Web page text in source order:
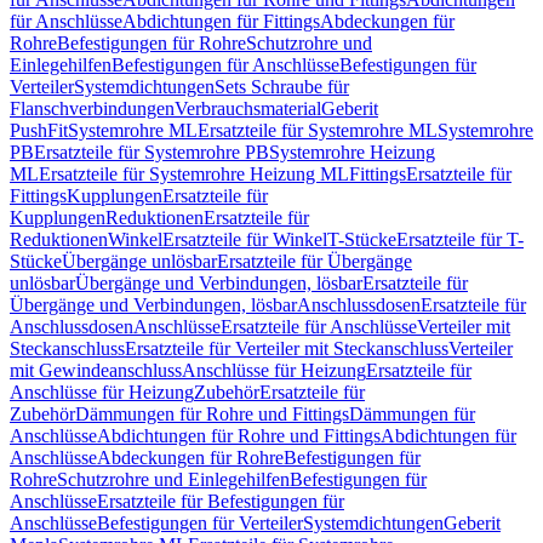
für AnschlüsseAbdichtungen für FittingsAbdeckungen für
RohreBefestigungen für RohreSchutzrohre und
EinlegehilfenBefestigungen für AnschlüsseBefestigungen für
VerteilerSystemdichtungenSets Schraube für
FlanschverbindungenVerbrauchsmaterialGeberit
PushFitSystemrohre MLErsatzteile für Systemrohre MLSystemrohre
PBErsatzteile für Systemrohre PBSystemrohre Heizung
MLErsatzteile für Systemrohre Heizung MLFittingsErsatzteile für
FittingsKupplungenErsatzteile für
KupplungenReduktionenErsatzteile für
ReduktionenWinkelErsatzteile für WinkelT-StückeErsatzteile für T-
StückeÜbergänge unlösbarErsatzteile für Übergänge
unlösbarÜbergänge und Verbindungen, lösbarErsatzteile für
Übergänge und Verbindungen, lösbarAnschlussdosenErsatzteile für
AnschlussdosenAnschlüsseErsatzteile für AnschlüsseVerteiler mit
SteckanschlussErsatzteile für Verteiler mit SteckanschlussVerteiler
mit GewindeanschlussAnschlüsse für HeizungErsatzteile für
Anschlüsse für HeizungZubehörErsatzteile für
ZubehörDämmungen für Rohre und FittingsDämmungen für
AnschlüsseAbdichtungen für Rohre und FittingsAbdichtungen für
AnschlüsseAbdeckungen für RohreBefestigungen für
RohreSchutzrohre und EinlegehilfenBefestigungen für
AnschlüsseErsatzteile für Befestigungen für
AnschlüsseBefestigungen für VerteilerSystemdichtungenGeberit